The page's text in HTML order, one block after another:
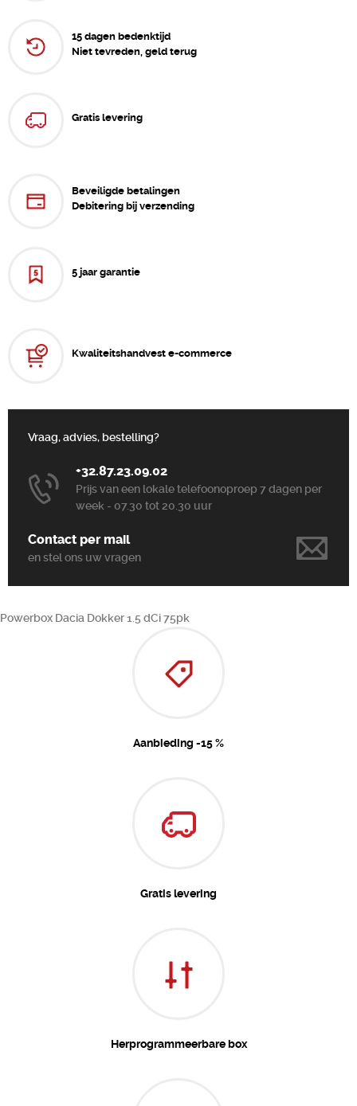
15 dagen bedenktijd
Niet tevreden, geld terug
Gratis levering
Beveiligde betalingen
Debitering bij verzending
5 jaar garantie
Kwaliteitshandvest e-commerce
Vraag, advies, bestelling?
+32.87.23.09.02
Prijs van een lokale telefoonoproep 7 dagen per
week - 07.30 tot 20.30 uur
Contact per mail
en stel ons uw vragen
Powerbox Dacia Dokker 1.5 dCi 75pk
Aanbieding -15 %
Gratis levering
Herprogrammeerbare box